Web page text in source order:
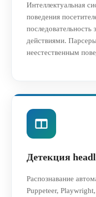
Интеллектуальная
поведения
действиями.
неестественным
Детекция
Распознавание
Puppeteer,